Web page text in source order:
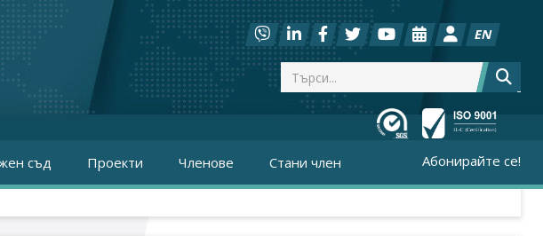
EN
съд Проекти Членове Стани член Абонирайте се!